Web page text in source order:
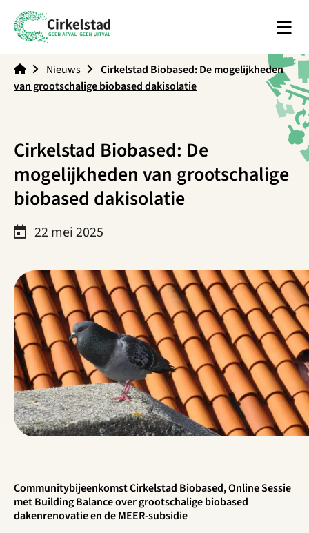
Menu
Nieuws
Cirkelstad Biobased: De mogelijkheden
van grootschalige biobased dakisolatie
Cirkelstad Biobased: De
mogelijkheden van grootschalige
biobased dakisolatie
22 mei 2025
Communitybijeenkomst Cirkelstad Biobased, Online Sessie
met Building Balance over grootschalige biobased
dakenrenovatie en de MEER-subsidie